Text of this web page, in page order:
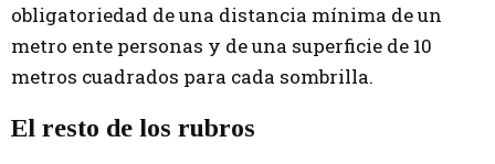
obligatoriedad de una distancia mínima de un
metro ente personas y de una superficie de 10
metros cuadrados para cada sombrilla.
El resto de los rubros